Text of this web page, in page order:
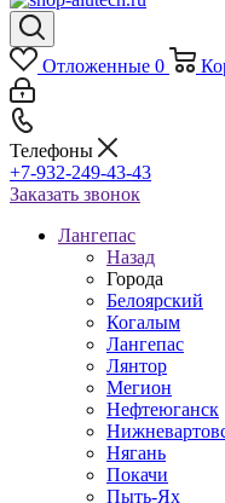
Отложенные 0
Телефоны
+7-932-249-43-43
Заказать звонок
Лангепас
Назад
Города
Белоярский
Когалым
Лангепас
Лянтор
Мегион
Нефтеюганск
Нягань
Покачи
Пыть-Ях